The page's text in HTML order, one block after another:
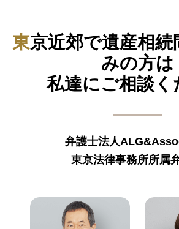
東京近郊で遺産相続問題にお悩
みの方は
私達にご相談く
弁護士法人
東京法律事務所所属